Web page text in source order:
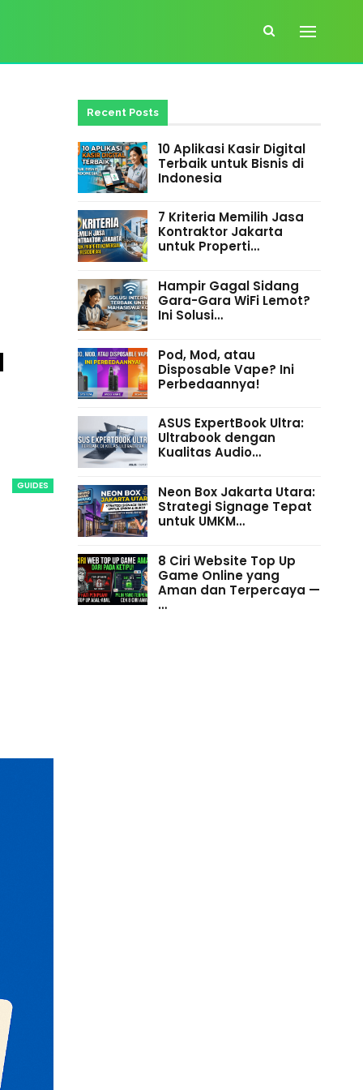
GUIDES
Recent Posts
10 Aplikasi Kasir Digital
Terbaik untuk Bisnis di
Indonesia
7 Kriteria Memilih Jasa
Kontraktor Jakarta
untuk Properti…
Hampir Gagal Sidang
Gara-Gara WiFi Lemot?
Ini Solusi…
Pod, Mod, atau
Disposable Vape? Ini
Perbedaannya!
ASUS ExpertBook Ultra:
Ultrabook dengan
Kualitas Audio…
Neon Box Jakarta Utara:
Strategi Signage Tepat
untuk UMKM…
8 Ciri Website Top Up
Game Online yang
Aman dan Terpercaya —
…